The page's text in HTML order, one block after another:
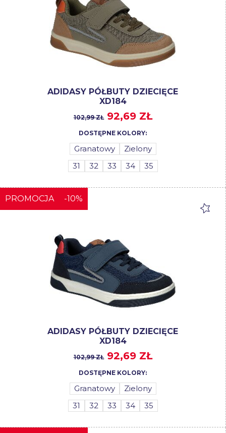
ADIDASY PÓŁBUTY DZIECIĘCE
XD184
102,99 ZŁ 92,69 ZŁ
DOSTĘPNE KOLORY:
Granatowy
Zielony
31
32 33 34 35
PROMOCJA -10%
ADIDASY PÓŁBUTY DZIECIĘCE
XD184
102,99 ZŁ 92,69 ZŁ
DOSTĘPNE KOLORY:
Granatowy
Zielony
31
32 33 34 35